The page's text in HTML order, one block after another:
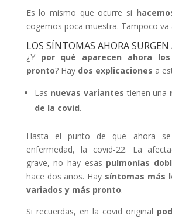
Es lo mismo que ocurre si
cogemos poca muestra. Tampoco va
LOS SÍNTOMAS AHORA SURGEN
¿Y por qué aparecen ahora
pronto? Hay dos explicaciones a
Las nuevas variantes tienen una
de la covid.
Hasta el punto de que ahora
enfermedad, la covid-22. La
grave, no hay esas pulmonías
hace dos años. Hay síntomas más
variados y más pronto.
Si recuerdas, en la covid original